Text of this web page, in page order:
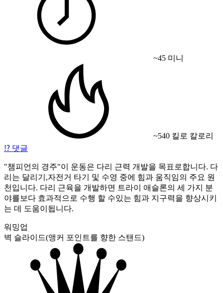
~45 미니
~540 킬로 칼로리
⁉️ 댓글
"챔피언의 경주"이 운동은 다리 근력 개발을 목표로합니다. 다
리는 달리기,자전거 타기 및 수영 중에 힘과 움직임의 주요 원
천입니다. 다리 근육을 개발하면 트라이 애슬론의 세 가지 분
야를보다 효과적으로 수행 할 수있는 힘과 지구력을 향상시키
는 데 도움이됩니다.
워밍업
벽 슬라이드(앵커 포인트를 향한 스탠드)